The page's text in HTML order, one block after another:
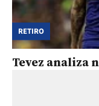
RETIRO
Tevez analiza